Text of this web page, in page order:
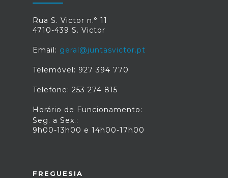
Rua S. Victor n.° 11
4710-439 S. Victor
Email: geral@juntasvictor.pt
Telemóvel: 927 394 770
Telefone: 253 274 815
Horário de Funcionamento:
Seg. a Sex.:
9h00-13h00 e 14h00-17h00
FREGUESIA